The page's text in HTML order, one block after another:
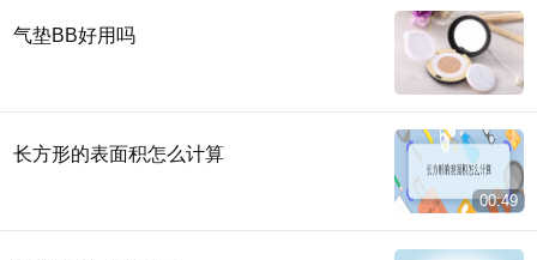
气垫BB好用吗
长方形的表面积怎么计算
00:49